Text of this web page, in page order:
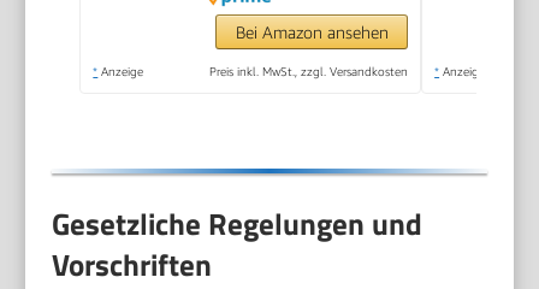
Bei Amazon ansehen
* Anzeige Preis inkl. MwSt., zzgl. Versandkosten * Anzeige
Gesetzliche Regelungen und
Vorschriften